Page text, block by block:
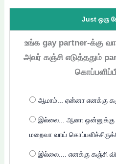
Just ஒரு
உங்க gay partner-க்கு
அவர் கஞ்சி எடுத்ததும்
ஆமாம்... ஏன்னா எனக்கு
இல்லை... ஆனா ஒன்னுக்கு
மறைவா வாய்
இல்லை.... எனக்கு கஞ்சி